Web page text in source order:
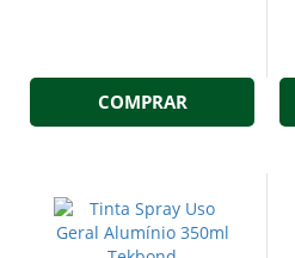
COMPRAR